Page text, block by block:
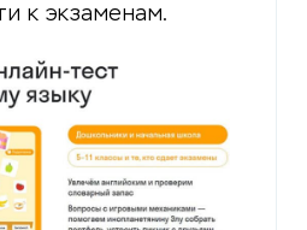
к экзаменам.